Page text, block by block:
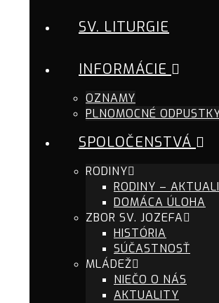
SV. LITURGIE
INFORMÁCIE
OZNAMY
PLNOMOCNÉ
SPOLOČENSTVÁ
RODINY
RODINY –
DOMÁCA ÚLOHA
ZBOR SV. JOZEFA
HISTÓRIA
SÚČASTNOSŤ
MLÁDEŽ
NIEČO O NÁS
AKTUALITY